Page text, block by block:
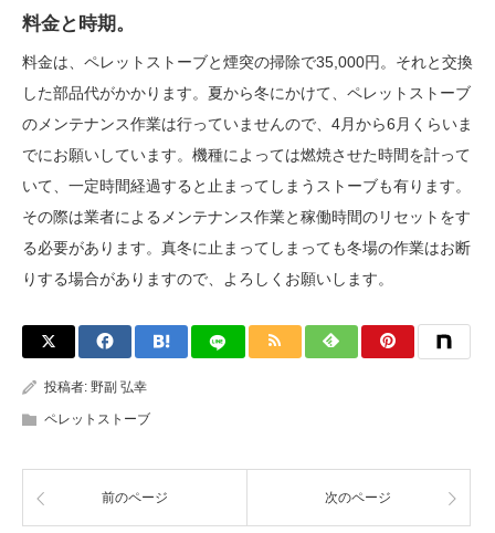
料金と時期。
料金は、ペレットストーブと煙突の掃除で35,000円。それと交換
した部品代がかかります。夏から冬にかけて、ペレットストーブ
のメンテナンス作業は行っていませんので、4月から6月くらいま
でにお願いしています。機種によっては燃焼させた時間を計って
いて、一定時間経過すると止まってしまうストーブも有ります。
その際は業者によるメンテナンス作業と稼働時間のリセットをす
る必要があります。真冬に止まってしまっても冬場の作業はお断
りする場合がありますので、よろしくお願いします。
投稿者: 野副 弘幸
ペレットストーブ
前のページ 次のページ